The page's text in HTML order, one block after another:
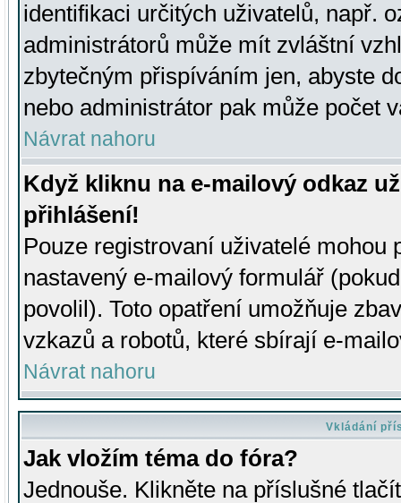
identifikaci určitých uživatelů, např.
administrátorů může mít zvláštní
zbytečným přispíváním jen, abyste
nebo administrátor pak může počet
Návrat nahoru
Když kliknu na e-mailový odkaz
přihlášení!
Pouze registrovaní uživatelé mohou
nastavený e-mailový formulář
povolil). Toto opatření umožňuje
vzkazů a robotů, které sbírají e-
Návrat nahoru
Vkládání
Jak vložím téma do fóra?
Jednouše. Klikněte na příslušné